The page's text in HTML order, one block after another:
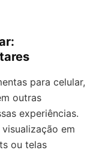
para celular,
outras
experiências.
em
ou telas